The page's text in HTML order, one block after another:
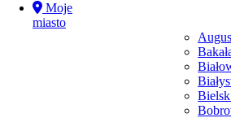
Moje
miasto
Moje miasto